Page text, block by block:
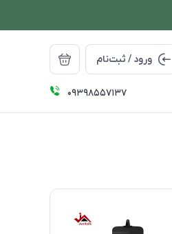
ورود / ثبت‌نام
09398557137